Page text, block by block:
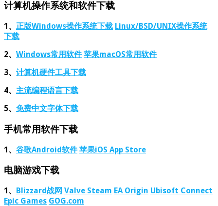
计算机操作系统和软件下载
1、 正版Windows操作系统下载 Linux/BSD/UNIX操作系统
下载
2、 Windows常用软件 苹果macOS常用软件
3、 计算机硬件工具下载
4、 主流编程语言下载
5、 免费中文字体下载
手机常用软件下载
1、 谷歌Android软件 苹果iOS App Store
电脑游戏下载
1、 Blizzard战网 Valve Steam EA Origin Ubisoft Connect
Epic Games GOG.com